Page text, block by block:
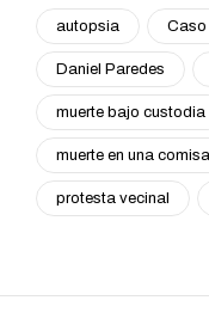
autopsia Caso
Daniel Paredes
muerte bajo custodia
muerte en una
protesta vecinal